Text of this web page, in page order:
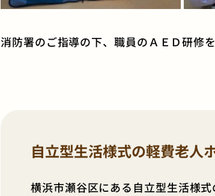
消防署のご指導の下、職員のＡＥＤ研修
自立型生活様式の軽費老人
横浜市瀬谷区にある自立型生活様